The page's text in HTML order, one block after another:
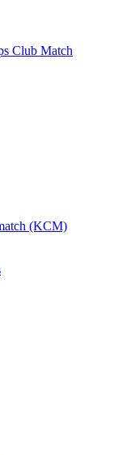
Club Match
(KCM)